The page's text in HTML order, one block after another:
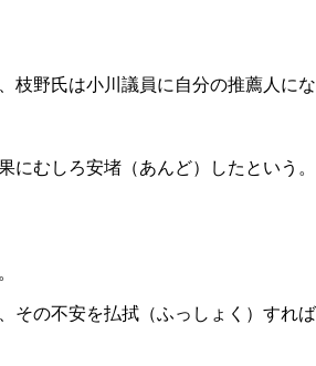
枝野氏は小川議員に自分の推薦人にな
むしろ安堵（あんど）したという。
その不安を払拭（ふっしょく）すれば